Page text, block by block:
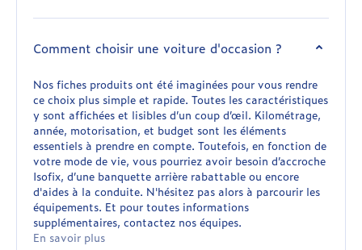
Comment choisir une voiture d'occasion ?
Nos fiches produits ont été imaginées pour vous rendre
ce choix plus simple et rapide. Toutes les caractéristiques
y sont affichées et lisibles d’un coup d’œil. Kilométrage,
année, motorisation, et budget sont les éléments
essentiels à prendre en compte. Toutefois, en fonction de
votre mode de vie, vous pourriez avoir besoin d’accroche
Isofix, d’une banquette arrière rabattable ou encore
d'aides à la conduite. N'hésitez pas alors à parcourir les
équipements. Et pour toutes informations
supplémentaires, contactez nos équipes.
En savoir plus